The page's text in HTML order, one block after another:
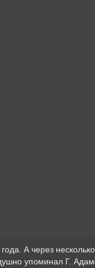
А через
упоминал Г.